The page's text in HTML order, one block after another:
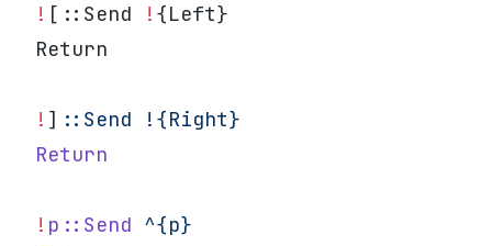
! [::Send ! {Left}
Return
! ] : :Send !{Right}
Return
! p::Send ^{p}